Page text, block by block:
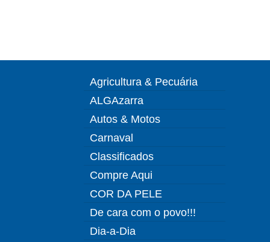
Agricultura & Pecuária
ALGAzarra
Autos & Motos
Carnaval
Classificados
Compre Aqui
COR DA PELE
De cara com o povo!!!
Dia-a-Dia